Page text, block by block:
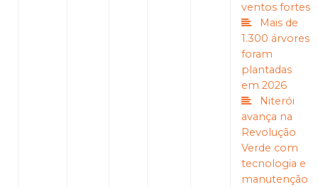
ventos fortes
Mais de
1.300 árvores
foram
plantadas
em 2026
Niterói
avança na
Revolução
Verde com
tecnologia e
manutenção